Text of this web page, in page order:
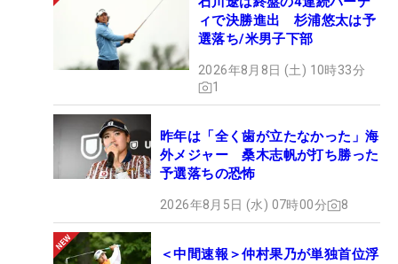
ィで決勝進出 杉浦悠太は予
選落ち/米男子下部
2026年8月8日 (土) 10時33分
1
昨年は「全く歯が立たなかった」海
外メジャー 桑木志帆が打ち勝った
予選落ちの恐怖
2026年8月5日 (水) 07時00分 8
＜中間速報＞仲村果乃が単独首位浮